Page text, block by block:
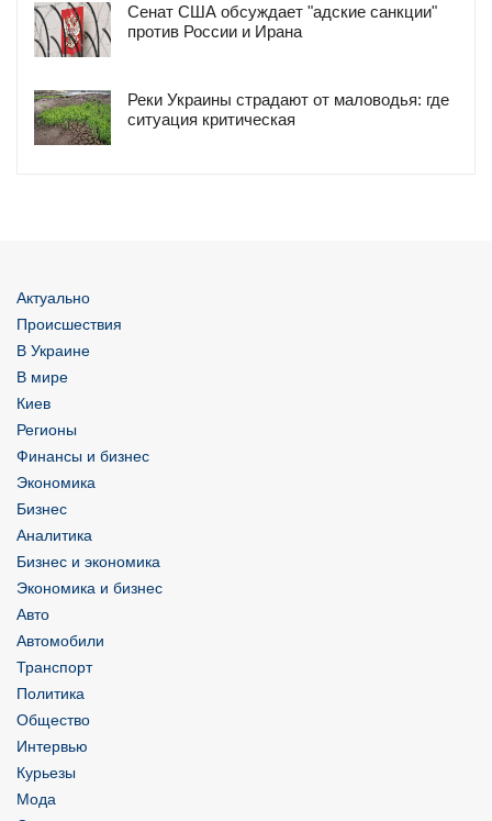
Сенат США обсуждает "адские санкции"
против России и Ирана
Реки Украины страдают от маловодья: где
ситуация критическая
Актуально
Происшествия
В Украине
В мире
Киев
Регионы
Финансы и бизнес
Экономика
Бизнес
Аналитика
Бизнес и экономика
Экономика и бизнес
Авто
Автомобили
Транспорт
Политика
Общество
Интервью
Курьезы
Мода